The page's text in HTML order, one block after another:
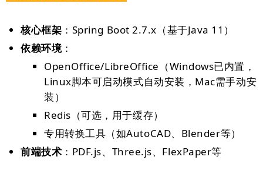
核心框架 ：Spring Boot 2.7.x（基于Java 11）
依赖环境：
OpenOffice/LibreOffice（Windows已内置，
Linux脚本可启动模式自动安装，Mac需手动安
装）
Redis（可选，用于缓存）
专用转换工具（如AutoCAD、Blender等）
前端技术 ：PDF.js、Three.js、FlexPaper等